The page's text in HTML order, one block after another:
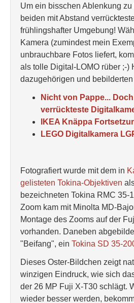
Um ein bisschen Ablenkung
beiden mit Abstand
frühlingshafter Umgebung!
Kamera (zumindest mein
unbrauchbare Fotos liefert,
als tolle Digital-LOMO rüber ;-)
dazugehörigen und
Nicht von Pappe...
verrückteste
IKEA Knäppa
LEGO Digitalkamera
Fotografiert wurde mit dem in
gelisteten Tokina-Objektiven
bezeichneten Tokina RMC 35-
Zoom kam mit Minolta MD-
Montage des Zooms auf der
vorhanden. Daneben
"Beifang", ein Tokina SD 35-
Dieses Oster-Bildchen zeigt
winzigen Eindruck, wie sich
der 26 MP Fuji X-T30 schlägt.
wieder besser werden,